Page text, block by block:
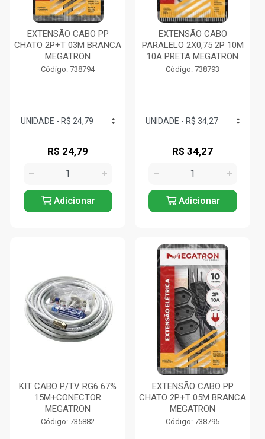
EXTENSÃO CABO PP
CHATO 2P+T 03M BRANCA
MEGATRON
Código: 738794
R$ 24,79
Adicionar
EXTENSÃO CABO
PARALELO 2X0,75 2P 10M
10A PRETA MEGATRON
Código: 738793
R$ 34,27
Adicionar
KIT CABO P/TV RG6 67%
15M+CONECTOR
MEGATRON
Código: 735882
EXTENSÃO CABO PP
CHATO 2P+T 05M BRANCA
MEGATRON
Código: 738795